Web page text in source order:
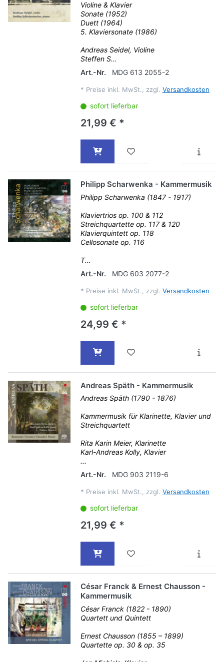
Violine & Klavier
Sonate (1952)
Duett (1964)
5. Klaviersonate (1986)
Andreas Seidel, Violine
Steffen S...
Art.-Nr.
MDG 613 2055-2
* Preise inkl. MwSt., zzgl. Versandkosten
sofort lieferbar
21,99 € *
Philipp Scharwenka - Kammermusik
Philipp Scharwenka (1847 - 1917)
Klaviertrios op. 100 & 112
Streichquartette op. 117 & 120
Klavierquintett op. 118
Cellosonate op. 116
T...
Art.-Nr.
MDG 603 2077-2
* Preise inkl. MwSt., zzgl. Versandkosten
sofort lieferbar
24,99 € *
Andreas Späth - Kammermusik
Andreas Späth (1790 - 1876)
Kammermusik für Klarinette, Klavier und
Streichquartett
Rita Karin Meier, Klarinette
Karl-Andreas Kolly, Klavier
...
Art.-Nr.
MDG 903 2119-6
* Preise inkl. MwSt., zzgl. Versandkosten
sofort lieferbar
21,99 € *
César Franck & Ernest Chausson -
Kammermusik
César Franck (1822 - 1890)
Quartett und Quintett
Ernest Chausson (1855 – 1899)
Quartette op. 30 & op. 35